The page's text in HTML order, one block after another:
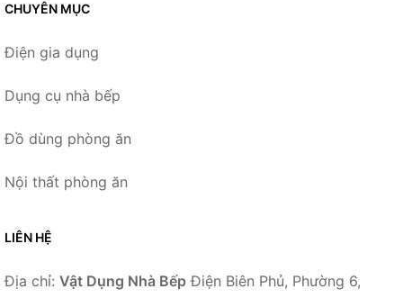
CHUYÊN MỤC
Điện gia dụng
Dụng cụ nhà bếp
Đồ dùng phòng ăn
Nội thất phòng ăn
LIÊN HỆ
Địa chỉ: Vật Dụng Nhà Bếp Điện Biên Phủ, Phường 6,